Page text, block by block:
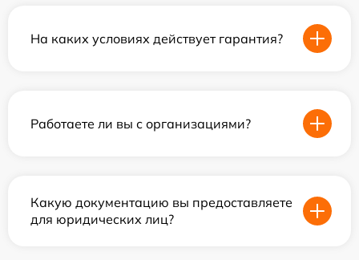
На каких условиях действует гарантия?
Работаете ли вы с организациями?
Какую документацию вы предоставляете
для юридических лиц?